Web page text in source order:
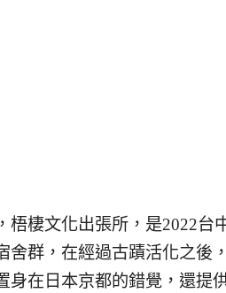
梧棲文化出張所，是2022台
舍群，在經過古蹟活化之後
在日本京都的錯覺，還提